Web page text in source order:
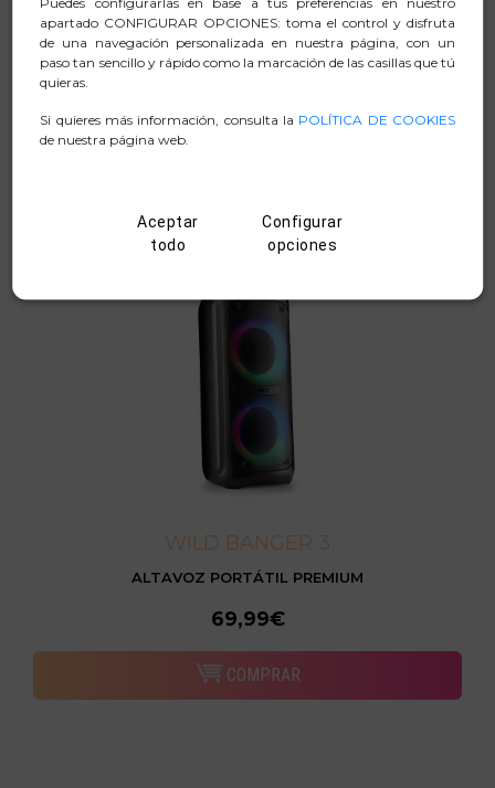
ALTAVOZ PORTÁTIL PREMIUM NGS
89,00€
WILD BANGER 3
ALTAVOZ PORTÁTIL PREMIUM
69,99€
COMPRAR
apartado CONFIGURAR OPCIONES: toma el control y disfruta
de una navegación personalizada en nuestra página, con un
paso tan sencillo y rápido como la marcación de las casillas que tú
quieras.
Si quieres más información, consulta la POLÍTICA DE COOKIES
de nuestra página web.
Aceptar
todo
Configurar
opciones